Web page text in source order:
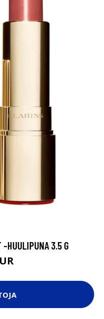
-HUULIPUNA 3.5 G